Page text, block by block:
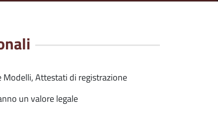
Modelli, Attestati di registrazione
un valore legale